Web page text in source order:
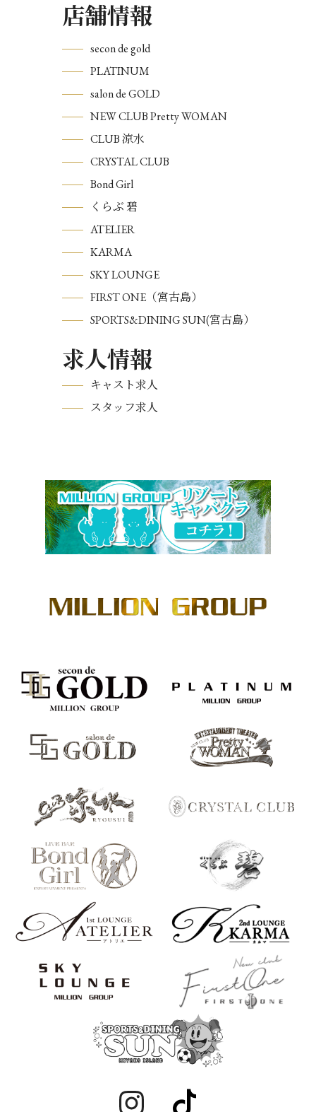
店舗情報
secon de gold
PLATINUM
salon de GOLD
NEW CLUB Pretty WOMAN
CLUB 涼水
CRYSTAL CLUB
Bond Girl
くらぶ 碧
ATELIER
KARMA
SKY LOUNGE
FIRST ONE（宮古島）
SPORTS&DINING SUN(宮古島）
求人情報
キャスト求人
スタッフ求人